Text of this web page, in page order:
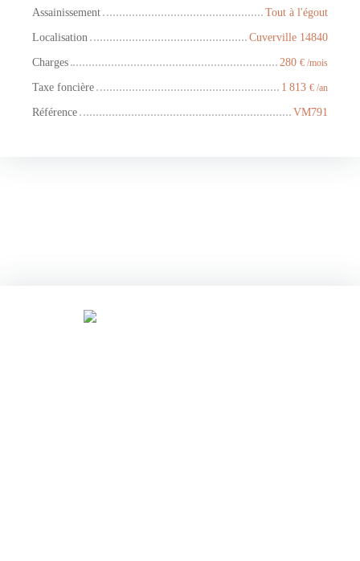
Assainissement
Tout à l'égout
Localisation
Cuverville 14840
Charges
280 € /mois
Taxe foncière 1 813 € /an
Référence VM791